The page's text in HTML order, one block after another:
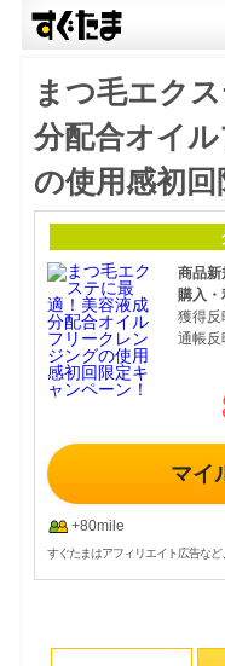
まつ毛エク
分配合オイ
の使用感初回
商品新
購入・
獲得反
通帳反
マイ
+80mile
すぐたまはアフィリエイト広告な